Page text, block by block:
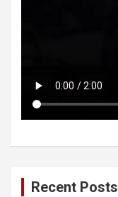
Recent Posts